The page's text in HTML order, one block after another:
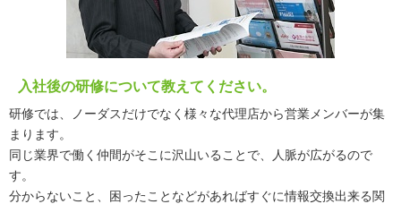
入社後の研修について教えてください。
研修では、ノーダスだけでなく様々な代理店から営業メンバーが集
まります。
同じ業界で働く仲間がそこに沢山いることで、人脈が広がるので
す。
分からないこと、困ったことなどがあればすぐに情報交換出来る関